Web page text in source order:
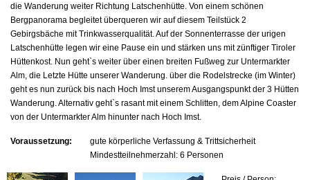
die Wanderung weiter Richtung Latschenhütte. Von einem schönen
Bergpanorama begleitet überqueren wir auf diesem Teilstück 2
Gebirgsbäche mit Trinkwasserqualität. Auf der Sonnenterrasse der urigen
Latschenhütte legen wir eine Pause ein und stärken uns mit zünftiger Tiroler
Hüttenkost. Nun geht`s weiter über einen breiten Fußweg zur Untermarkter
Alm, die Letzte Hütte unserer Wanderung. über die Rodelstrecke (im Winter)
geht es nun zurück bis nach Hoch Imst unserem Ausgangspunkt der 3 Hütten
Wanderung. Alternativ geht`s rasant mit einem Schlitten, dem Alpine Coaster
von der Untermarkter Alm hinunter nach Hoch Imst.
Voraussetzung:
gute körperliche Verfassung & Trittsicherheit
Mindestteilnehmerzahl: 6 Personen